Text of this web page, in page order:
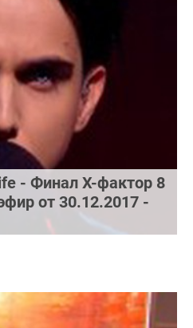
- Финал Х-фактор 8
от 30.12.2017 -